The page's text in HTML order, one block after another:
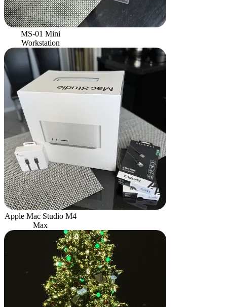
MS-01 Mini
Workstation
Apple Mac Studio M4
Max